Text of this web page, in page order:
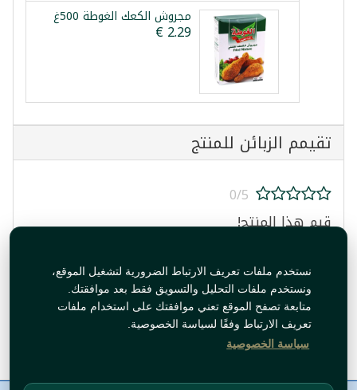
نستخدم ملفات تعريف الارتباط الضرورية لتشغيل الموقع،
ونستخدم ملفات التحليل والتسويق فقط بعد موافقتك.
متابعة تصفح الموقع تعني موافقتك على استخدام ملفات
تعريف الارتباط وفقًا لسياسة الخصوصية.
سياسة الخصوصية
مجروش الكعك الغوطة 500غ
تقيمم الزبائن للمنتج
0/5
قيم هذا المنتج!
قيم المنتج